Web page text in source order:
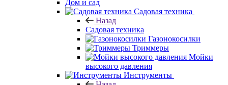
Дом и сад
Садовая техника
Назад
Садовая техника
Газонокосилки
Триммеры
Мойки
высокого давления
Инструменты